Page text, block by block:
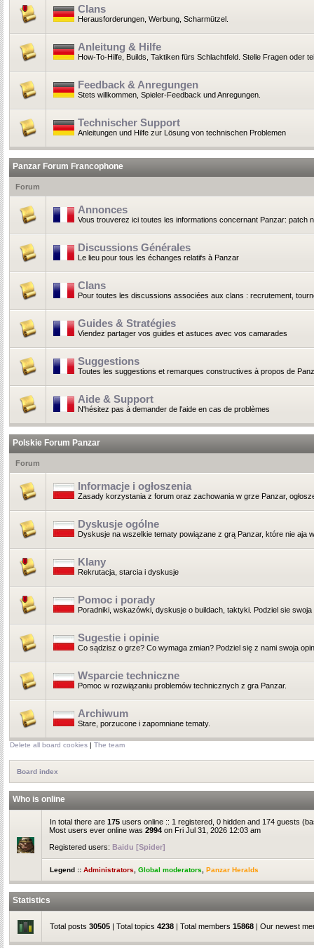
Clans
Herausforderungen, Werbung, Scharmützel.
Anleitung & Hilfe
How-To-Hilfe, Builds, Taktiken fürs Schlachtfeld. Stelle Fragen oder
Feedback & Anregungen
Stets willkommen, Spieler-Feedback und Anregungen.
Technischer Support
Anleitungen und Hilfe zur Lösung von technischen Problemen
Panzar Forum Francophone
Forum
Annonces
Vous trouverez ici toutes les informations concernant Panzar: patch
Discussions Générales
Le lieu pour tous les échanges relatifs à Panzar
Clans
Pour toutes les discussions associées aux clans : recrutement,
Guides & Stratégies
Viendez partager vos guides et astuces avec vos camarades
Suggestions
Toutes les suggestions et remarques constructives à propos de
Aide & Support
N'hésitez pas à demander de l'aide en cas de problèmes
Polskie Forum Panzar
Forum
Informacje i ogłoszenia
Zasady korzystania z forum oraz zachowania w grze Panzar,
Dyskusje ogólne
Dyskusje na wszelkie tematy powiązane z grą Panzar, które nie aja
Klany
Rekrutacja, starcia i dyskusje
Pomoc i porady
Poradniki, wskazówki, dyskusje o buildach, taktyki. Podziel sie swoja
Sugestie i opinie
Co sądzisz o grze? Co wymaga zmian? Podziel się z nami swoja
Wsparcie techniczne
Pomoc w rozwiązaniu problemów technicznych z gra Panzar.
Archiwum
Stare, porzucone i zapomniane tematy.
Delete all board cookies | The team
Board index
Who is online
In total there are 175 users online :: 1 registered, 0 hidden and 174 guests
Most users ever online was 2994 on Fri Jul 31, 2026 12:03 am
Registered users: Baidu [Spider]
Legend :: Administrators Global moderators Panzar Heralds
Statistics
Total posts 30505 | Total topics 4238 | Total members 15868 | Our newest